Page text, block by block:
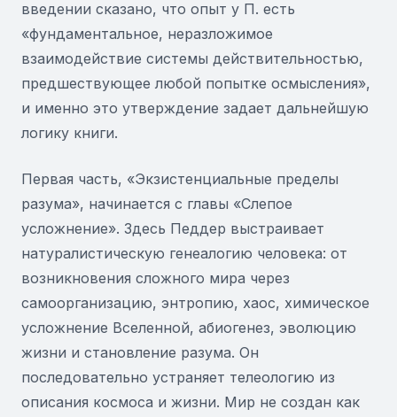
введении сказано, что опыт у П. есть
«фундаментальное, неразложимое
взаимодействие системы действительностью,
предшествующее любой попытке осмысления»,
и именно это утверждение задает дальнейшую
логику книги.
Первая часть, «Экзистенциальные пределы
разума», начинается с главы «Слепое
усложнение». Здесь Педдер выстраивает
натуралистическую генеалогию человека: от
возникновения сложного мира через
самоорганизацию, энтропию, хаос, химическое
усложнение Вселенной, абиогенез, эволюцию
жизни и становление разума. Он
последовательно устраняет телеологию из
описания космоса и жизни. Мир не создан как